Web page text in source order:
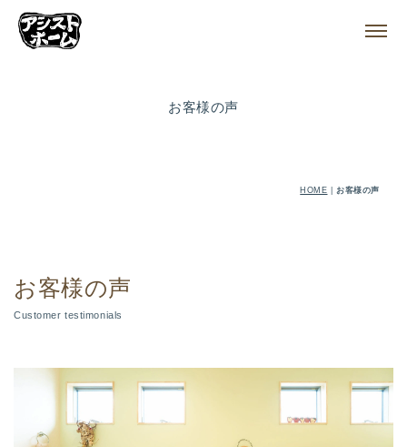
お客様の声
HOME |お客様の声
お客様の声
Customer testimonials